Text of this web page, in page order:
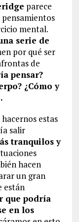
parece
mental.
serie de
por qué ser
de
pensar?
¿Cómo y
estas
salir
tranquilos y
hacen
un gran
están
que podría
en los